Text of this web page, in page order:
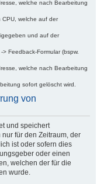
welche nach Bearbeitung
CPU, welche auf der
und auf der
-> Feedback-Formular (bspw.
welche nach Bearbeitung
sofort gelöscht wird.
von
und speichert
für den Zeitraum, der
ist oder sofern dies
oder einen
welchen der für die
wurde.